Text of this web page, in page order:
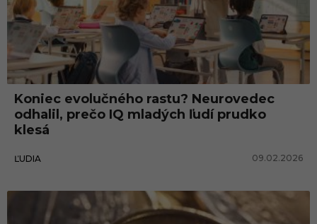
Koniec evolučného rastu? Neurovedec
odhalil, prečo IQ mladých ľudí prudko
klesá
ĽUDIA 09.02.2026